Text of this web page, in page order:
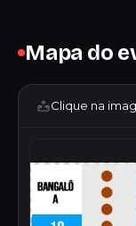
Mapa do
Clique na